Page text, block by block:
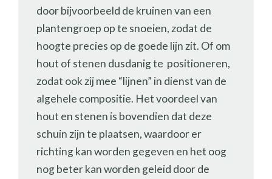
door bijvoorbeeld de kruinen van een
plantengroep op te snoeien, zodat de
hoogte precies op de goede lijn zit. Of om
hout of stenen dusdanig te positioneren,
zodat ook zij mee “lijnen” in dienst van de
algehele compositie. Het voordeel van
hout en stenen is bovendien dat deze
schuin zijn te plaatsen, waardoor er
richting kan worden gegeven en het oog
nog beter kan worden geleid door de